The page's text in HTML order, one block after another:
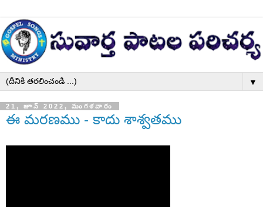
▼
21, జూన్ 2022, మంగళవారం
ఈ మరణము - కాదు శాశ్వతము